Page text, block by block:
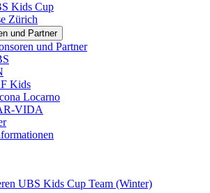
Kids Cup
Zürich
und Partner
und Partner
Kids
​Locarno
VIDA
UBS Kids Cup Team (Winter)